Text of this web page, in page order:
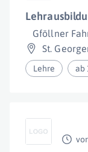
Gföllner
St.
Lehre ab